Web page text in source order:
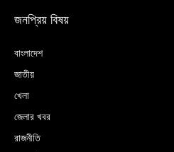
জনপ্রিয় বিষয়
বাংলাদেশ
জাতীয়
খেলা
জেলার খবর
রাজনীতি